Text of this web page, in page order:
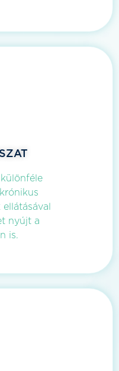
nyújt a
is.